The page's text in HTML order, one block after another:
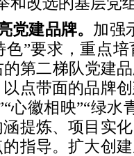
党建品牌。 加强
”要求，重点
第二梯队党建
点带面的品牌
心徽相映”“绿水
提炼、项目实
指导。扩大创